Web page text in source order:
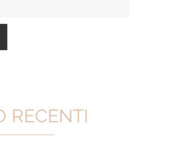
RECENTI